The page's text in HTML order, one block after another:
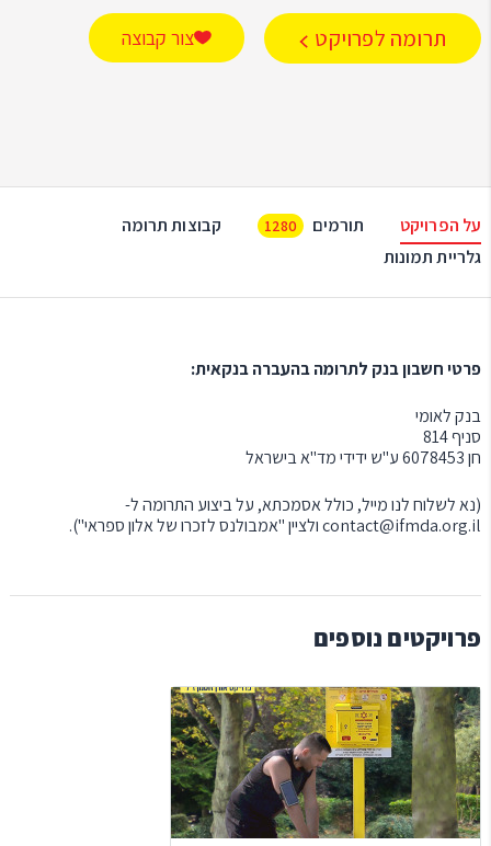
תרומה לפרויקט צור קבוצה
על הפרויקט תורמים 1280
קבוצות תרומה
גלריית תמונות
פרטי חשבון בנק לתרומה בהעברה בנקאית:
בנק לאומי
סניף 814
חן 6078453 ע"ש ידידי מד"א בישראל
(נא לשלוח לנו מייל, כולל אסמכתא, על ביצוע התרומה ל-
contact@ifmda.org.ilולציין "אמבולנס לזכרו של אלון ספראי").
פרויקטים נוספים